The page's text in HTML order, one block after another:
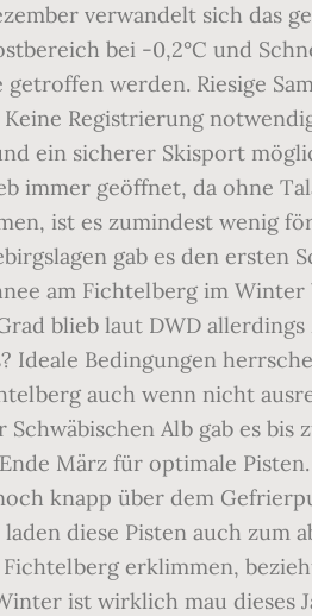
verwandelt sich das
bei -0,2°C und
werden. Riesige
Keine Registrierung
ein sicherer Skisport
immer geöffnet, da ohne
ist es zumindest wenig
gab es den ersten
am Fichtelberg im
blieb laut DWD
Bedingungen
auch wenn nicht
Alb gab es bis
März für optimale
knapp über dem
diese Pisten auch
erklimmen,
ist wirklich mau dieses